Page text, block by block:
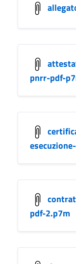
pnrr-pdf-
pdf-2.p7m